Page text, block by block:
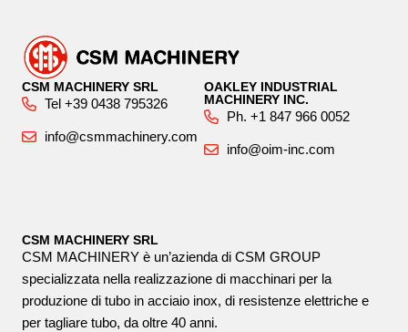
CSM MACHINERY SRL
Tel +39 0438 795326
info@csmmachinery.com
OAKLEY INDUSTRIAL
MACHINERY INC.
Ph. +1 847 966 0052
info@oim-inc.com
CSM MACHINERY SRL
CSM MACHINERY è un’azienda di CSM GROUP
specializzata nella realizzazione di macchinari per la
produzione di tubo in acciaio inox, di resistenze elettriche e
per tagliare tubo, da oltre 40 anni.